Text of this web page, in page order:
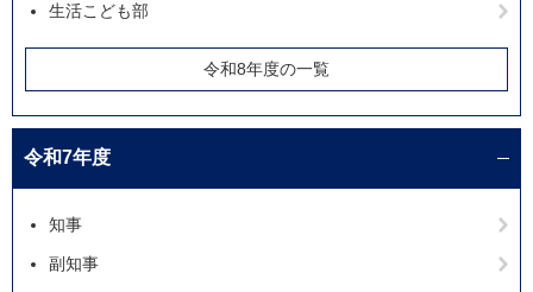
生活こども部
令和8年度の一覧
令和7年度
知事
副知事